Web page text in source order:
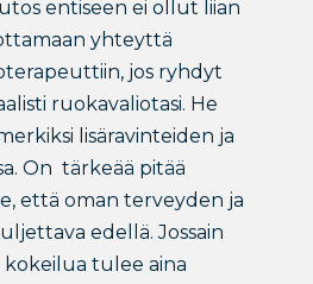
entiseen ei ollut liian
yhteyttä
jos ryhdyt
ruokavaliotasi. He
lisäravinteiden ja
On tärkeää pitää
että oman terveyden ja
edellä. Jossain
kokeilua tulee aina